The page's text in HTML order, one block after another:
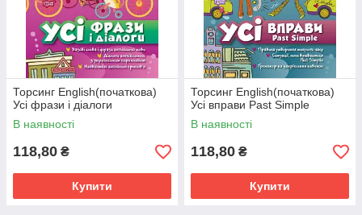
Торсинг English(початкова)
Усі фрази і діалоги
В наявності
118,80 ₴
Купити
Торсинг English(початкова)
Усі вправи Past Simple
В наявності
118,80 ₴
Купити